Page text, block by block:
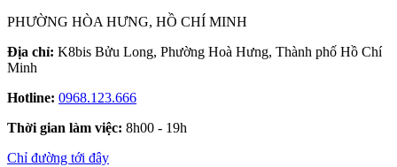
PHƯỜNG HÒA HƯNG, HỒ CHÍ MINH
Địa chỉ: K8bis Bửu Long, Phường Hoà Hưng, Thành phố Hồ Chí
Minh
Hotline: 0968.123.666
Thời gian làm việc: 8h00 - 19h
Chỉ đường tới đây